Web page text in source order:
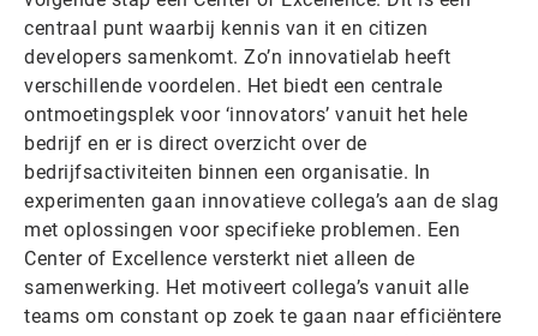
centraal punt waarbij kennis van it en citizen
developers samenkomt. Zo’n innovatielab heeft
verschillende voordelen. Het biedt een centrale
ontmoetingsplek voor ‘innovators’ vanuit het hele
bedrijf en er is direct overzicht over de
bedrijfsactiviteiten binnen een organisatie. In
experimenten gaan innovatieve collega’s aan de slag
met oplossingen voor specifieke problemen. Een
Center of Excellence versterkt niet alleen de
samenwerking. Het motiveert collega’s vanuit alle
teams om constant op zoek te gaan naar efficiëntere